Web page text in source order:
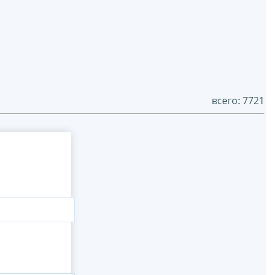
всего: 7721